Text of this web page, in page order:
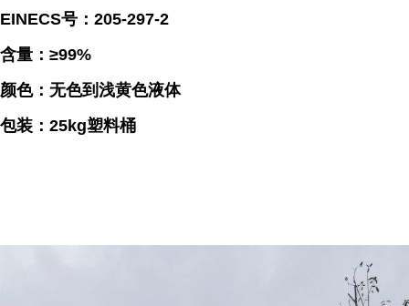
EINECS号：205-297-2
含量：≥99%
颜色：无色到浅黄色液体
包装：25kg塑料桶